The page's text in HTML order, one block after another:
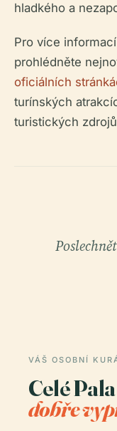
hladkého a
Pro více
prohlédněte
oficiálních
turínských
turistických
VÁŠ OSOBNÍ
Celé
dobře